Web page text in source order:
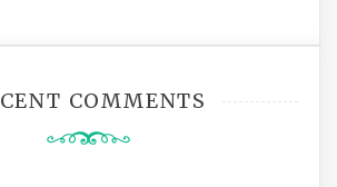
COMMENTS